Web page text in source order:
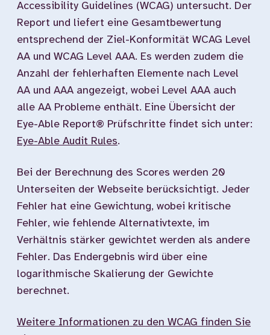
Accessibility Guidelines (WCAG) untersucht. Der
Report und liefert eine Gesamtbewertung
entsprechend der Ziel-Konformität WCAG Level
AA und WCAG Level AAA. Es werden zudem die
Anzahl der fehlerhaften Elemente nach Level
AA und AAA angezeigt, wobei Level AAA auch
alle AA Probleme enthält. Eine Übersicht der
Eye-Able Report® Prüfschritte findet sich unter:
Eye-Able Audit Rules.
Bei der Berechnung des Scores werden 20
Unterseiten der Webseite berücksichtigt. Jeder
Fehler hat eine Gewichtung, wobei kritische
Fehler, wie fehlende Alternativtexte, im
Verhältnis stärker gewichtet werden als andere
Fehler. Das Endergebnis wird über eine
logarithmische Skalierung der Gewichte
berechnet.
Weitere Informationen zu den WCAG finden Sie